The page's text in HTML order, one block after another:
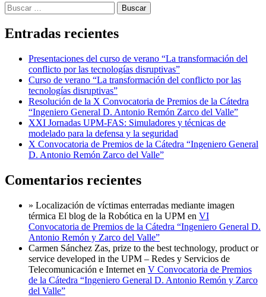
Buscar:
Entradas recientes
Presentaciones del curso de verano “La transformación del
conflicto por las tecnologías disruptivas”
Curso de verano “La transformación del conflicto por las
tecnologías disruptivas”
Resolución de la X Convocatoria de Premios de la Cátedra
“Ingeniero General D. Antonio Remón Zarco del Valle”
XXI Jornadas UPM-FAS: Simuladores y técnicas de
modelado para la defensa y la seguridad
X Convocatoria de Premios de la Cátedra “Ingeniero General
D. Antonio Remón Zarco del Valle”
Comentarios recientes
» Localización de víctimas enterradas mediante imagen
térmica El blog de la Robótica en la UPM en VI
Convocatoria de Premios de la Cátedra “Ingeniero General D.
Antonio Remón y Zarco del Valle”
Carmen Sánchez Zas, prize to the best technology, product or
service developed in the UPM – Redes y Servicios de
Telecomunicación e Internet en V Convocatoria de Premios
de la Cátedra “Ingeniero General D. Antonio Remón y Zarco
del Valle”